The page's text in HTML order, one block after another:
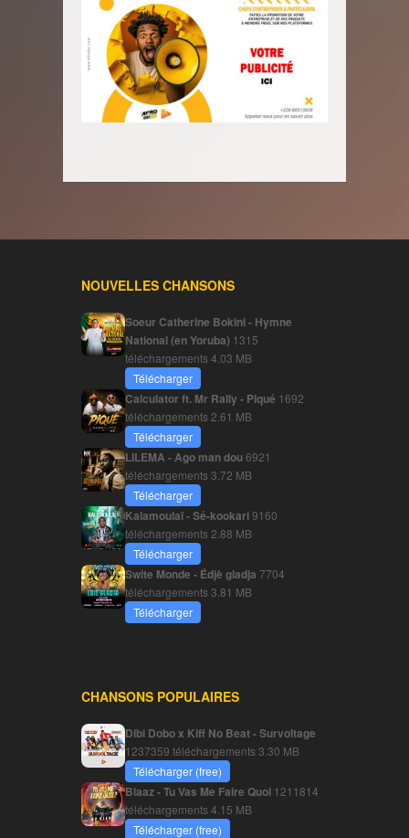
NOUVELLES CHANSONS
Soeur Catherine Bokini - Hymne
National (en Yoruba) 1315
téléchargements4.03 MB
Télécharger
Calculator ft. Mr Rally - Piqué 1692
téléchargements 2.61 MB
Télécharger
LILEMA - Ago man dou6921
téléchargements3.72 MB
Télécharger
Kalamoulaï - Sé-kookari9160
téléchargements 2.88 MB
Télécharger
Swite Monde - Édjè gladja 7704
téléchargements3.81 MB
Télécharger
CHANSONS POPULAIRES
Dibi Dobo x Kiff No Beat - Survoltage
1237359 téléchargements3.30 MB
Télécharger (free)
Blaaz - Tu Vas Me Faire Quoi 1211814
téléchargements4.15 MB
Télécharger (free)